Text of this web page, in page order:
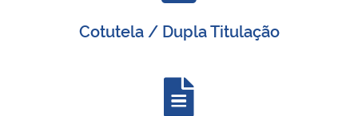
Cotutela / Dupla Titulação